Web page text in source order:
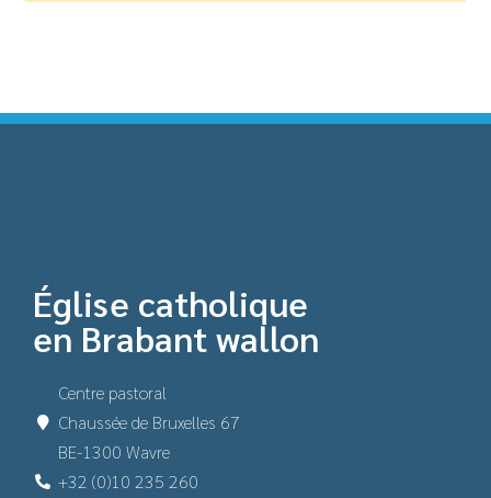
Église catholique
en Brabant wallon
Centre pastoral
Chaussée de Bruxelles 67
BE-1300 Wavre
+32 (0)10 235 260